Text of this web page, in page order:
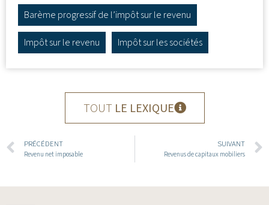
Barème progressif de l’impôt sur le revenu
Impôt sur le revenu Impôt sur les sociétés
TOUT LE LEXIQUE
PRÉCÉDENT
Revenu net imposable
SUIVANT
Revenus de capitaux mobiliers